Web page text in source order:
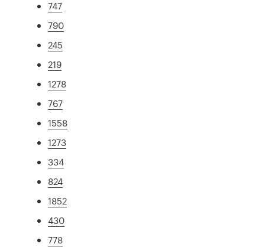
747
790
245
219
1278
767
1558
1273
334
824
1852
430
778